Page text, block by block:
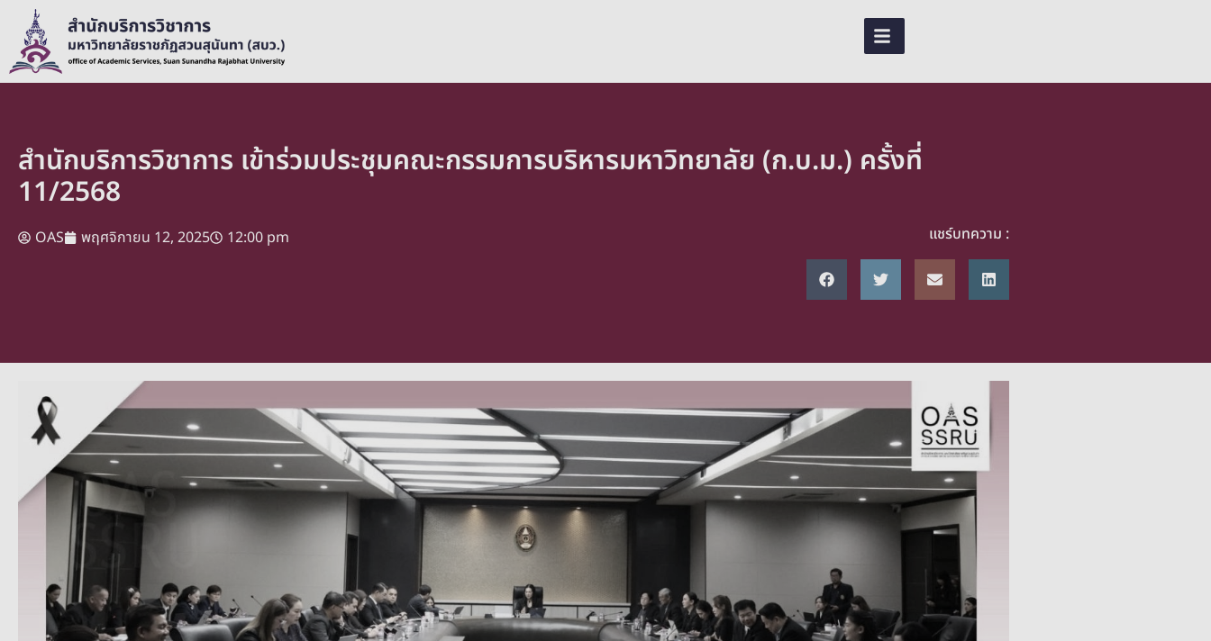
สำนักบริการวิชาการ เข้าร่วมประชุมคณะกรรมการบริหารมหาวิทยาลัย (ก.บ.ม.) ครั้งที่
11/2568
OAS พฤศจิกายน 12, 2025 12:00 pm แชร์บทความ :